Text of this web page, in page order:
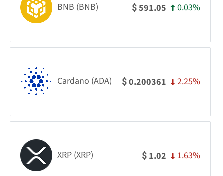
BNB (BNB) $591.05 0.03%
Cardano (ADA) $0.200361 2.25%
XRP (XRP) $ 1.02 1.63%